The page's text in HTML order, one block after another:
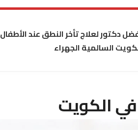
دكتور لعلاج تأخر النطق عند الأطفال
السالمية الجهراء
الكويت